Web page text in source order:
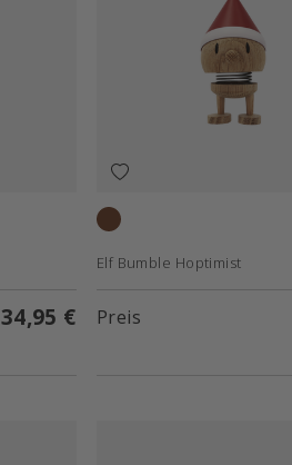
34,95 €
Elf Bumble Hoptimist
Preis